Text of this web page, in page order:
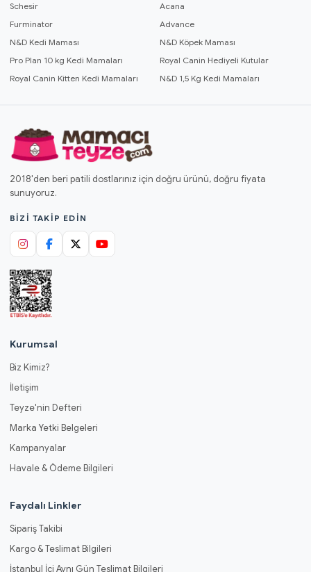
Schesir
Acana
Furminator
Advance
N&D Kedi Maması
N&D Köpek Maması
Pro Plan 10 kg Kedi Mamaları
Royal Canin Hediyeli Kutular
Royal Canin Kitten Kedi Mamaları
N&D 1,5 Kg Kedi Mamaları
2018'den beri patili dostlarınız için doğru ürünü, doğru fiyata
sunuyoruz.
BIZI TAKIP EDIN
Kurumsal
Biz Kimiz?
İletişim
Teyze'nin Defteri
Marka Yetki Belgeleri
Kampanyalar
Havale & Ödeme Bilgileri
Faydalı Linkler
Sipariş Takibi
Kargo & Teslimat Bilgileri
İstanbul İçi Aynı Gün Teslimat Bilgileri